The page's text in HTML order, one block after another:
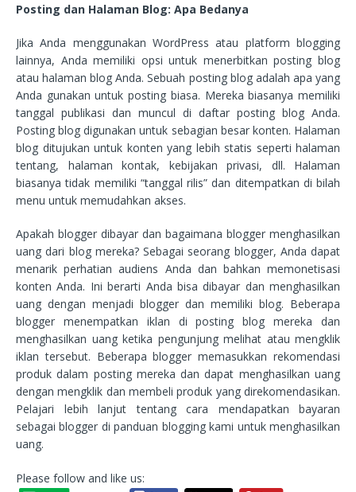
Posting dan Halaman Blog: Apa Bedanya
Jika Anda menggunakan WordPress atau platform blogging
lainnya, Anda memiliki opsi untuk menerbitkan posting blog
atau halaman blog Anda. Sebuah posting blog adalah apa yang
Anda gunakan untuk posting biasa. Mereka biasanya memiliki
tanggal publikasi dan muncul di daftar posting blog Anda.
Posting blog digunakan untuk sebagian besar konten. Halaman
blog ditujukan untuk konten yang lebih statis seperti halaman
tentang, halaman kontak, kebijakan privasi, dll. Halaman
biasanya tidak memiliki “tanggal rilis” dan ditempatkan di bilah
menu untuk memudahkan akses.
Apakah blogger dibayar dan bagaimana blogger menghasilkan
uang dari blog mereka? Sebagai seorang blogger, Anda dapat
menarik perhatian audiens Anda dan bahkan memonetisasi
konten Anda. Ini berarti Anda bisa dibayar dan menghasilkan
uang dengan menjadi blogger dan memiliki blog. Beberapa
blogger menempatkan iklan di posting blog mereka dan
menghasilkan uang ketika pengunjung melihat atau mengklik
iklan tersebut. Beberapa blogger memasukkan rekomendasi
produk dalam posting mereka dan dapat menghasilkan uang
dengan mengklik dan membeli produk yang direkomendasikan.
Pelajari lebih lanjut tentang cara mendapatkan bayaran
sebagai blogger di panduan blogging kami untuk menghasilkan
uang.
Please follow and like us: